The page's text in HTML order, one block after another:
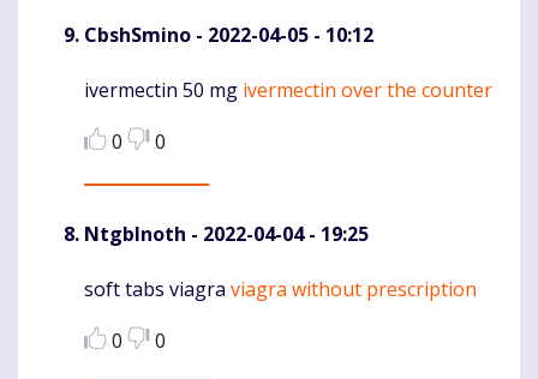
CbshSmino - 2022-04-05 - 10:12
Komentaras
ivermectin 50 mg ivermectin over the counter
0
0
NtgbInoth - 2022-04-04 - 19:25
Komentaras
soft tabs viagra viagra without prescription
0
0